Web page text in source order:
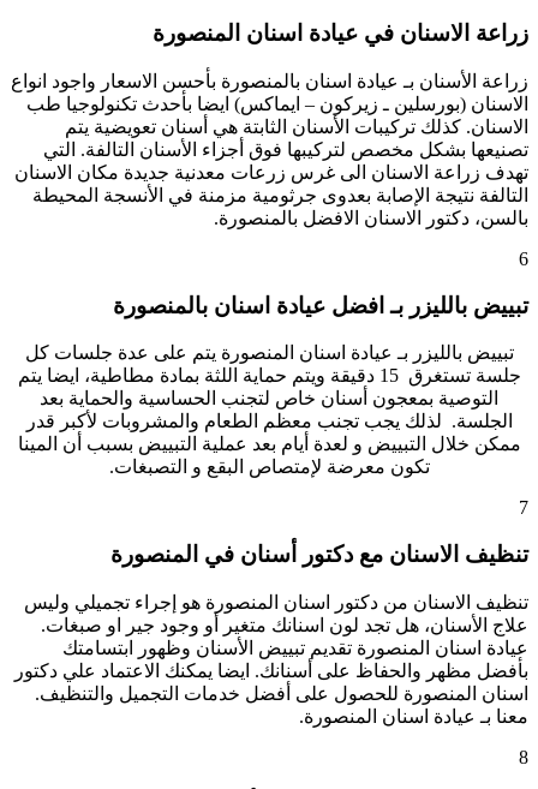
زراعة الاسنان في عيادة اسنان المنصورة
زراعة الأسنان بـ عيادة اسنان بالمنصورة بأحسن الاسعار واجود انواع
الاسنان (بورسلين ـ زيركون – ايماكس) ايضا بأحدث تكنولوجيا طب
الاسنان. كذلك تركيبات الأسنان الثابتة هي أسنان تعويضية يتم
تصنيعها بشكل مخصص لتركيبها فوق أجزاء الأسنان التالفة. التي
تهدف زراعة الاسنان الى غرس زرعات معدنية جديدة مكان الاسنان
التالفة نتيجة الإصابة بعدوى جرثومية مزمنة في الأنسجة المحيطة
بالسن، دكتور الاسنان الافضل بالمنصورة.
تبييض بالليزر بـ افضل عيادة اسنان بالمنصورة
تبييض بالليزر بـ عيادة اسنان المنصورة يتم على عدة جلسات كل
جلسة تستغرق 15 دقيقة ويتم حماية اللثة بمادة مطاطية، ايضا يتم
التوصية بمعجون أسنان خاص لتجنب الحساسية والحماية بعد
الجلسة. لذلك يجب تجنب معظم الطعام والمشروبات لأكبر قدر
ممكن خلال التبييض و لعدة أيام بعد عملية التبييض بسبب أن المينا
تكون معرضة لإمتصاص البقع و التصبغات.
تنظيف الاسنان مع دكتور أسنان في المنصورة
تنظيف الاسنان من دكتور اسنان المنصورة هو إجراء تجميلي وليس
علاج الأسنان، هل تجد لون اسنانك متغير أو وجود جير او صبغات.
عيادة اسنان المنصورة تقديم تبييض الأسنان وظهور ابتسامتك
بأفضل مظهر والحفاظ على أسنانك. ايضا يمكنك الاعتماد علي دكتور
اسنان المنصورة للحصول على أفضل خدمات التجميل والتنظيف.
معنا بـ عيادة اسنان المنصورة.